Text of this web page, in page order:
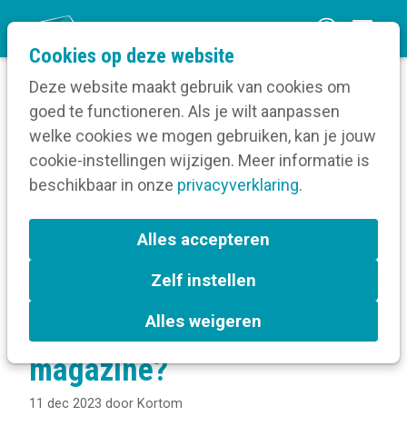
Cookies op deze website
Deze website maakt gebruik van cookies om
goed te functioneren. Als je wilt aanpassen
welke cookies we mogen gebruiken, kan je jouw
cookie-instellingen wijzigen. Meer informatie is
beschikbaar in onze privacyverklaring.
Alles accepteren
Zelf instellen
Alles weigeren
n
m
Home
Verruim je kennis
Drukwerk
Magazines
Context - Je magazine oriënteren
Welke kosten zijn er
verbonden aan een
magazine?
11 dec 2023 door Kortom